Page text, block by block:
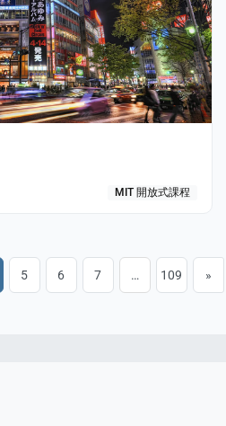
MIT 開放式課程
5 6 7 … 109 »